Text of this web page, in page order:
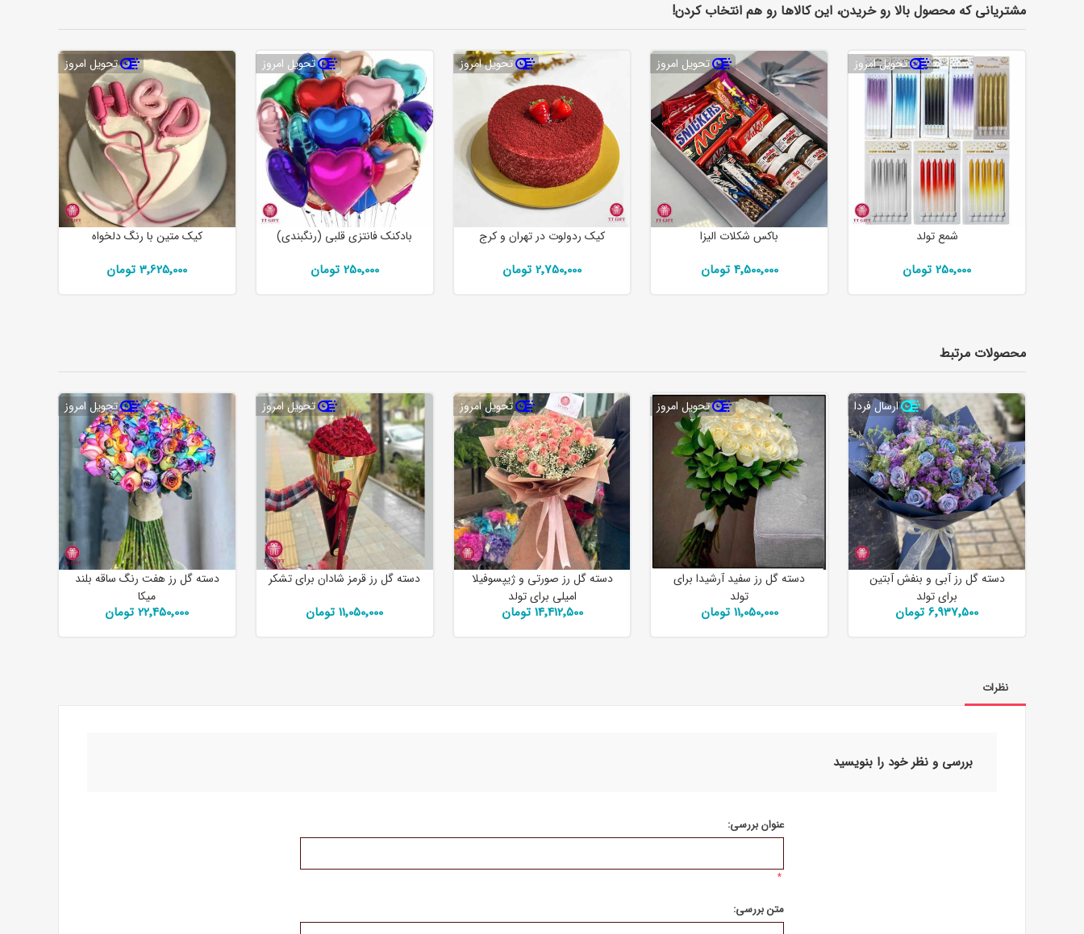
مشتریانی که محصول بالا رو خریدن، این کالاها رو هم انتخاب کردن!
تحویل امروز
شمع تولد
250٬000 تومان
تحویل امروز
باکس شکلات الیزا
4٬500٬000 تومان
تحویل امروز
کیک ردولوت در تهران و کرج
2٬750٬000 تومان
تحویل امروز
بادکنک فانتزی قلبی (رنگبندی)
250٬000 تومان
تحویل امروز
کیک متین با رنگ دلخواه
3٬625٬000 تومان
محصولات مرتبط
ارسال فردا
دسته گل رز آبی و بنفش آبتین
برای تولد
6٬937٬500 تومان
تحویل امروز
دسته گل رز سفید آرشیدا برای
تولد
11٬050٬000 تومان
تحویل امروز
دسته گل رز صورتی و ژیپسوفیلا
امیلی برای تولد
14٬412٬500 تومان
تحویل امروز
دسته گل رز قرمز شادان برای تشکر
11٬050٬000 تومان
تحویل امروز
دسته گل رز هفت رنگ ساقه بلند
میکا
22٬450٬000 تومان
نظرات
بررسی و نظر خود را بنویسید
عنوان بررسی:
*
متن بررسی: